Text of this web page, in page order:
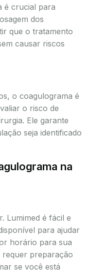
é crucial para
dos
que o tratamento
causar riscos
o coagulograma é
o risco de
Ele garante
seja identificado
na
Lumimed é fácil e
para ajudar
horário para sua
requer preparação
se você está